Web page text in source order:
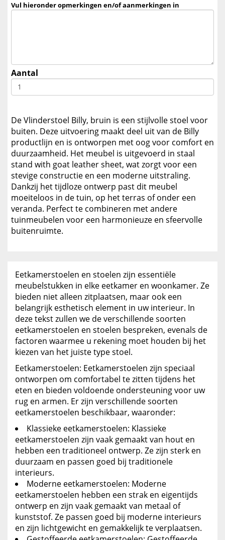
Vul hieronder opmerkingen en/of aanmerkingen in
Aantal
De Vlinderstoel Billy, bruin is een stijlvolle stoel voor
buiten. Deze uitvoering maakt deel uit van de Billy
productlijn en is ontworpen met oog voor comfort en
duurzaamheid. Het meubel is uitgevoerd in staal
stand with goat leather sheet, wat zorgt voor een
stevige constructie en een moderne uitstraling.
Dankzij het tijdloze ontwerp past dit meubel
moeiteloos in de tuin, op het terras of onder een
veranda. Perfect te combineren met andere
tuinmeubelen voor een harmonieuze en sfeervolle
buitenruimte.
Eetkamerstoelen en stoelen zijn essentiële
meubelstukken in elke eetkamer en woonkamer. Ze
bieden niet alleen zitplaatsen, maar ook een
belangrijk esthetisch element in uw interieur. In
deze tekst zullen we de verschillende soorten
eetkamerstoelen en stoelen bespreken, evenals de
factoren waarmee u rekening moet houden bij het
kiezen van het juiste type stoel.
Eetkamerstoelen: Eetkamerstoelen zijn speciaal
ontworpen om comfortabel te zitten tijdens het
eten en bieden voldoende ondersteuning voor uw
rug en armen. Er zijn verschillende soorten
eetkamerstoelen beschikbaar, waaronder:
Klassieke eetkamerstoelen: Klassieke
eetkamerstoelen zijn vaak gemaakt van hout en
hebben een traditioneel ontwerp. Ze zijn sterk en
duurzaam en passen goed bij traditionele
interieurs.
Moderne eetkamerstoelen: Moderne
eetkamerstoelen hebben een strak en eigentijds
ontwerp en zijn vaak gemaakt van metaal of
kunststof. Ze passen goed bij moderne interieurs
en zijn lichtgewicht en gemakkelijk te verplaatsen.